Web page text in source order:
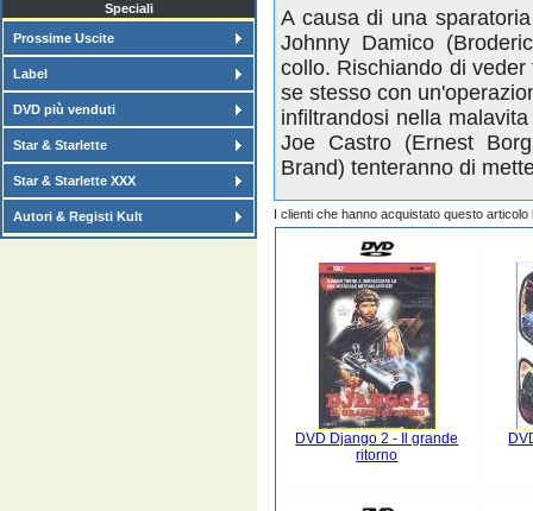
Speciali
Prossime Uscite
Label
DVD più venduti
Star & Starlette
Star & Starlette XXX
Autori & Registi Kult
A causa di una
Johnny Damico
collo. Rischiando di
se stesso con
infiltrandosi nella
Joe Castro (Ernest
Brand) tenteranno di
I clienti che hanno acquistato questo
DVD Django 2 - Il grande
ritorno